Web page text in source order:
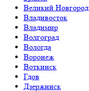
Великий Новгород
Владивосток
Владимир
Волгоград
Вологда
Воронеж
Воткинск
Гдов
Дзержинск